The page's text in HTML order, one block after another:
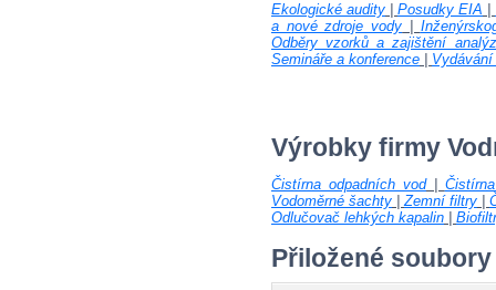
Ekologické audity Posudky EIA
a nové zdroje vody
Odběry vzorků a zajištění analýz
Semináře a konference
Výrobky firmy
Čistírna odpadních vod|
Vodoměrné šachty |Zemní filtry
Odlučovač lehkých kapalin
Přiložené soubory